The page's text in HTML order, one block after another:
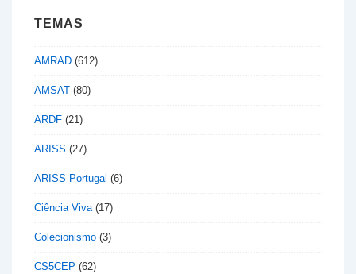
TEMAS
AMRAD (612)
AMSAT (80)
ARDF (21)
ARISS (27)
ARISS Portugal (6)
Ciência Viva(17)
Colecionismo (3)
CS5CEP (62)